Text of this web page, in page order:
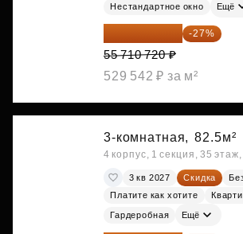
Нестандартное окно Ещё
40 668 826 ₽ -27%
55 710 720 ₽
529 542 ₽ за м²
3-комнатная, 82.5м²
4 корпус, 1 секция, 35
3 кв 2027 Скидка
Платите как хотите
Гардеробная Ещё